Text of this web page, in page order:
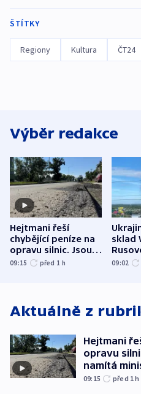
ŠTÍTKY
Regiony Kultura ČT24
Výběr redakce
Hejtmani řeší
chybějící peníze na
opravu silnic. Jsou
nenárokové, namítá
09:15 před 1 h
sklad
trh,
09:02
Aktuálně z
Hejtmani
opravu
namítá
09:15 před 1h